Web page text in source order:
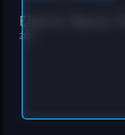
Electric Dance
2013